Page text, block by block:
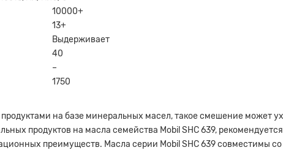
10000+
13+
Выдерживает
40
–
1750
на базе минеральных масел, такое смешение может
продуктов на масла семейства Mobil SHC 639,
преимуществ. Масла серии Mobil SHC 639 совместимы